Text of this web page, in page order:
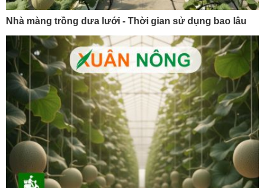
Nhà màng trồng dưa lưới - Thời gian sử dụng bao lâu